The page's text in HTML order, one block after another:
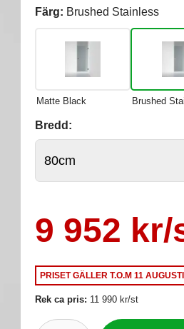
Färg: Brushed Stainless
Matte Black Brushed
Bredd:
9 952 kr/
PRISET GÄLLERT.O.M 11 AUGUSTI
Rek ca pris: 11 990 kr/st